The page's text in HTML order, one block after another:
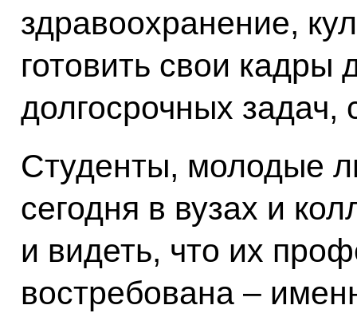
здравоохранение,
готовить свои кадры
долгосрочных
Студенты, молодые
сегодня в вузах и
и видеть, что их
востребована –